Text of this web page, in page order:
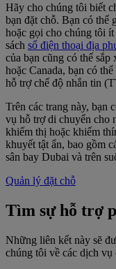
Hãy cho chúng tôi biết
bạn đặt chỗ. Bạn có thể
hoặc gọi cho chúng tôi
sách số điện thoại địa
của bạn cũng có thể
hoặc Canada, bạn có
hỗ trợ chế độ nhắn tin
Trên các trang này, bạn
vụ hỗ trợ di chuyển cho
khiếm thị hoặc khiếm
khuyết tật ẩn, bao gồm
sân bay Dubai và trên
Quản lý đặt chỗ
Tìm sự hỗ trợ
Những liên kết này sẽ
chúng tôi về các dịch